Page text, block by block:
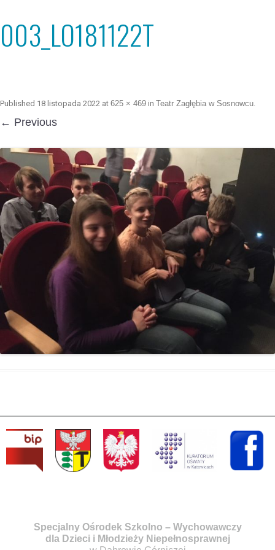
003_LO181122T
Published 18 listopada 2022 at 625 × 469 in Teatr Zagłębia w Sosnowcu.
← Previous
Specjalny Ośrodek Szkolno – Wychowawczy
dla Dzieci i Młodzieży Niepełnosprawnej